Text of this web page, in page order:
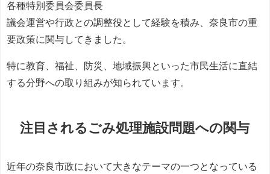
各種特別委員会委員長
議会運営や行政との調整役として経験を積み、奈良市の重
要政策に関与してきました。
特に教育、福祉、防災、地域振興といった市民生活に直結
する分野への取り組みが知られています。
注目されるごみ処理施設問題への関与
近年の奈良市政において大きなテーマの一つとなっている